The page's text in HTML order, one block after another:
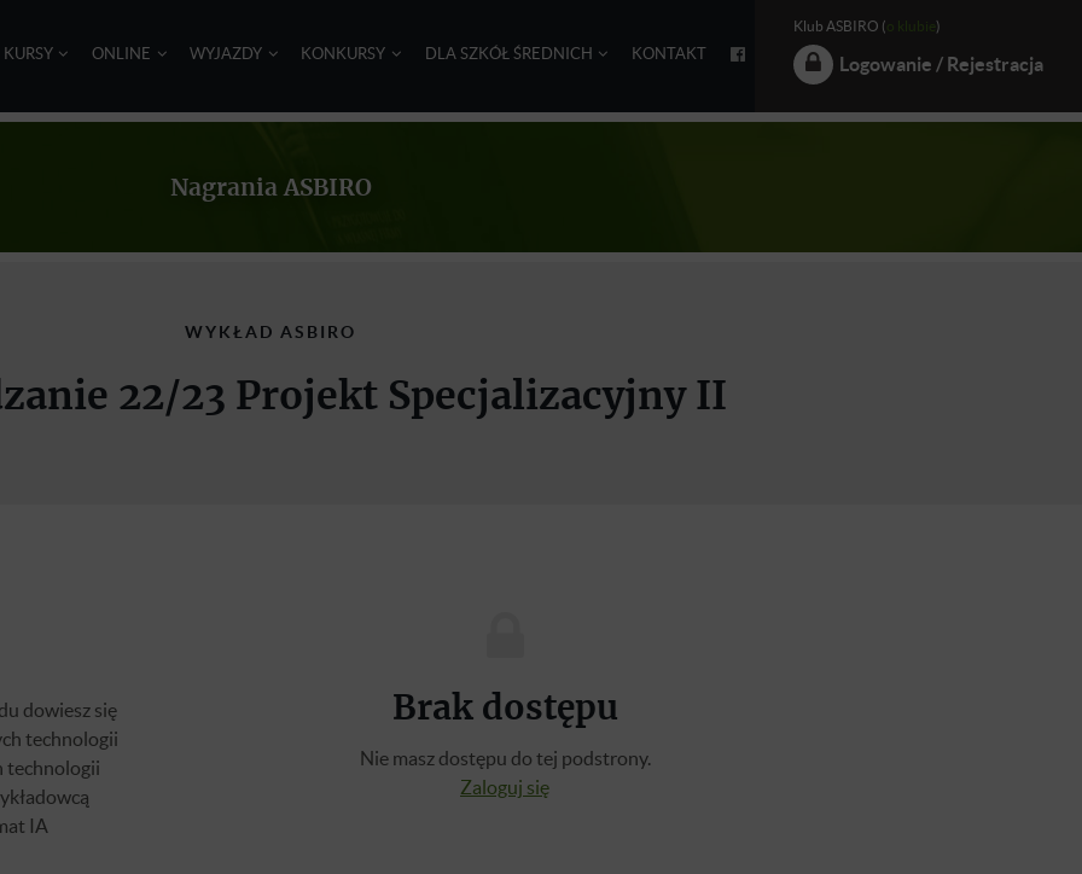
ONLINE WYJAZDY KONKURSY DLA SZKÓŁ ŚREDNICH KONTAKT
Klub ASBIRO ( o klubie)
Logowanie / Rejestracja
Nagrania ASBIRO
WYKŁAD ASBIRO
22/23 Projekt Specjalizacyjny II
dowiesz się
technologii
technologii
IA
Brak dostępu
Nie masz dostępu do tej podstrony.
Zaloguj się